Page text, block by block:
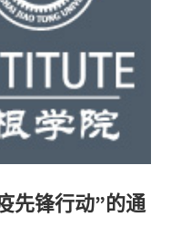
先锋行动”的通